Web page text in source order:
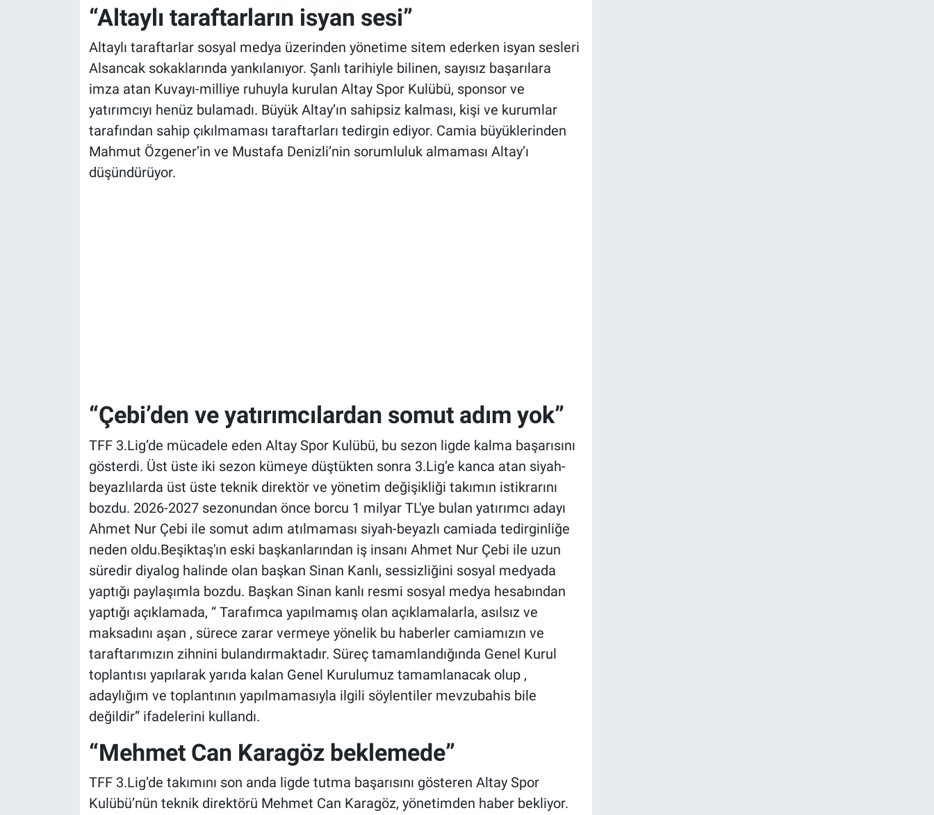
“Altaylı taraftarların isyan sesi”
Altaylı taraftarlar sosyal medya üzerinden yönetime sitem ederken isyan sesleri
Alsancak sokaklarında yankılanıyor. Şanlı tarihiyle bilinen, sayısız başarılara
imza atan Kuvayı-milliye ruhuyla kurulan Altay Spor Kulübü, sponsor ve
yatırımcıyı henüz bulamadı. Büyük Altay’ın sahipsiz kalması, kişi ve kurumlar
tarafından sahip çıkılmaması taraftarları tedirgin ediyor. Camia büyüklerinden
Mahmut Özgener’in ve Mustafa Denizli’nin sorumluluk almaması Altay’ı
düşündürüyor.
“Çebi’den ve yatırımcılardan somut adım yok”
TFF 3.Lig’de mücadele eden Altay Spor Kulübü, bu sezon ligde kalma başarısını
gösterdi. Üst üste iki sezon kümeye düştükten sonra 3.Lig’e kanca atan siyah-
beyazlılarda üst üste teknik direktör ve yönetim değişikliği takımın istikrarını
bozdu. 2026-2027 sezonundan önce borcu 1 milyar TL'ye bulan yatırımcı adayı
Ahmet Nur Çebi ile somut adım atılmaması siyah-beyazlı camiada tedirginliğe
neden oldu.Beşiktaş'ın eski başkanlarından iş insanı Ahmet Nur Çebi ile uzun
süredir diyalog halinde olan başkan Sinan Kanlı, sessizliğini sosyal medyada
yaptığı paylaşımla bozdu. Başkan Sinan kanlı resmi sosyal medya hesabından
yaptığı açıklamada, “ Tarafımca yapılmamış olan açıklamalarla, asılsız ve
maksadını aşan , sürece zarar vermeye yönelik bu haberler camiamızın ve
taraftarımızın zihnini bulandırmaktadır. Süreç tamamlandığında Genel Kurul
toplantısı yapılarak yarıda kalan Genel Kurulumuz tamamlanacak olup ,
adaylığım ve toplantının yapılmamasıyla ilgili söylentiler mevzubahis bile
değildir” ifadelerini kullandı.
“Mehmet Can Karagöz beklemede”
TFF 3.Lig’de takımını son anda ligde tutma başarısını gösteren Altay Spor
Kulübü’nün teknik direktörü Mehmet Can Karagöz, yönetimden haber bekliyor.